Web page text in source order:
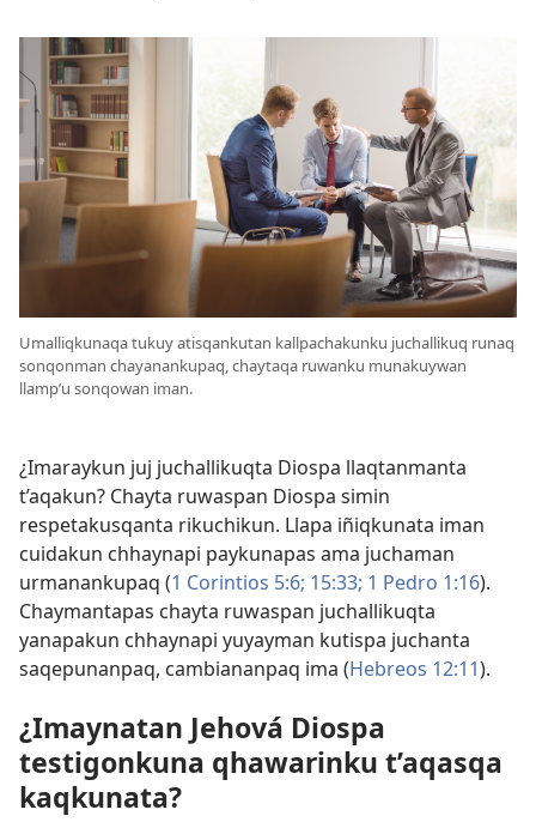
Umalliqkunaqa tukuy atisqankutan kallpachakunku juchallikuq runaq
sonqonman chayanankupaq, chaytaqa ruwanku munakuywan
llamp’u sonqowan iman.
¿Imaraykun juj juchallikuqta Diospa llaqtanmanta
t’aqakun? Chayta ruwaspan Diospa simin
respetakusqanta rikuchikun. Llapa iñiqkunata iman
cuidakun chhaynapi paykunapas ama juchaman
urmanankupaq (1 Corintios 5:6; 15:33; 1 Pedro 1:16).
Chaymantapas chayta ruwaspan juchallikuqta
yanapakun chhaynapi yuyayman kutispa juchanta
saqepunanpaq, cambiananpaq ima (Hebreos 12:11).
¿Imaynatan Jehová Diospa
testigonkuna qhawarinku t’aqasqa
kaqkunata?